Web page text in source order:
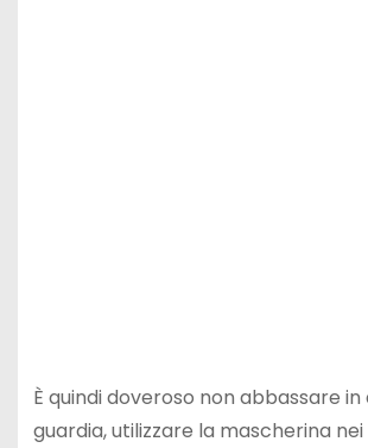
È quindi doveroso non abbassare
guardia, utilizzare la mascherina nei